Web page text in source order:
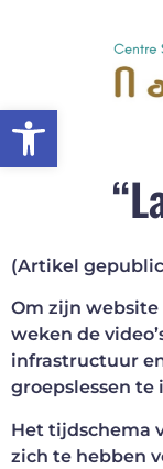
Open werkbalk
(Artikel
Om zijn
weken de
infrastructuur
groepslessen te
Het tijdschema
zich te hebben